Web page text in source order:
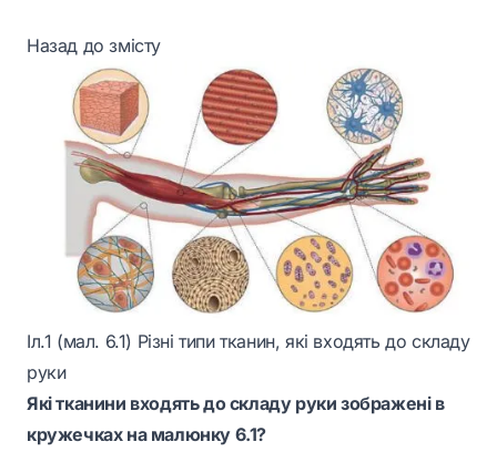
Назад до змісту
Іл.1 (мал. 6.1) Різні типи тканин, які входять до складу
руки
Які тканини входять до складу руки зображені в
кружечках на малюнку 6.1?